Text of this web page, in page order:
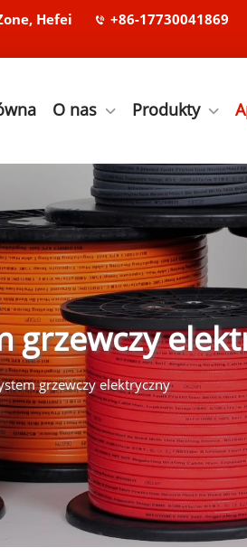
Hefei
+86-17730041869
O nas Produkty
grzewczy
grzewczy elektryczny